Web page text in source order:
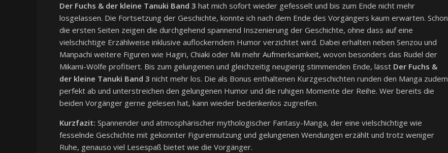
Der Fuchs & der kleine Tanuki Band 3 hat mich sofort wieder gefesselt und bis zum Ende nicht mehr
losgelassen. Die Fortsetzung der Geschichte, konnte ich nach dem Ende des Vorgängers kaum erwarten. Schon
die ersten Seiten zeigen die durchgehend spannend Inszenierung der Geschichte, ohne dass auf eine
vielschichtige Erzählweise inklusive auflockerndem Humor verzichtet wird. Dabei erhalten neben Senzou und
Manpachi weitere Figuren wie Hagiri, Chiaki oder Mii mehr Aufmerksamkeit, wovon besonders das Rudel der
Mikami-Wölfe profitiert. Bis zum gelungenen und gleichzeitig neugierig stimmenden Ende, lässt Der Fuchs &
der kleine Tanuki Band 3 nicht mehr los. Die als Bonus enthaltenen Kurzgeschichten runden den Manga zudem
perfekt ab und unterstreichen den gelungenen Humor und die ruhigen Momente der Reihe. Wer bereits die
beiden Vorgänger gerne gelesen hat, kann wieder bedenkenlos zugreifen.
Kurzfazit: Spannender und atmosphärischer mythologischer Fantasy-Manga, der eine vielschichtige wie
fesselnde Geschichte mit gekonnter Figurennutzung und gelungenen Wendungen erzählt und trotz weniger
Ruhe, genauso viel Lesespaß bietet wie die Vorgänger.